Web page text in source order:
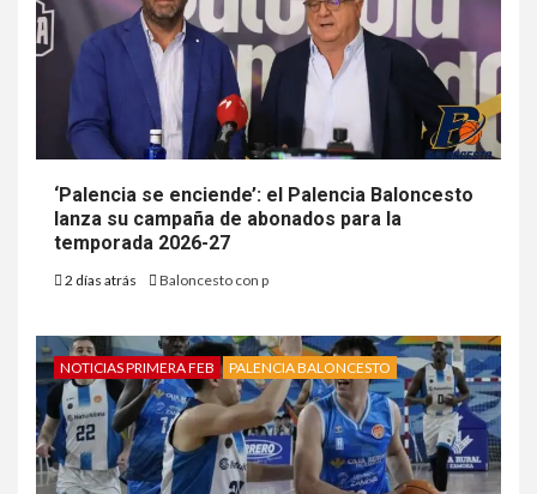
‘Palencia se enciende’: el Palencia Baloncesto
lanza su campaña de abonados para la
temporada 2026-27
2 días atrás Baloncesto con p
NOTICIAS PRIMERA FEB PALENCIA BALONCESTO